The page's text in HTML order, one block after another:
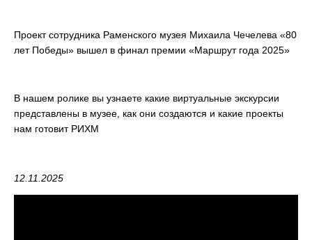
Проект сотрудника Раменского музея Михаила Чечелева «80
лет Победы» вышел в финал премии «Маршрут года 2025»
В нашем ролике вы узнаете какие виртуальные экскурсии
представлены в музее, как они создаются и какие проекты
нам готовит РИХМ
12.11.2025